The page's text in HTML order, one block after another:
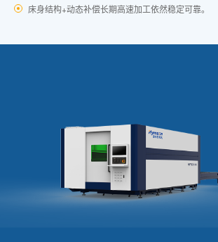
床身结构+动态补偿长期高速加工依然稳定可靠。